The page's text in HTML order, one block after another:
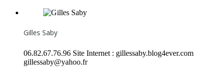
Gilles Saby
06.82.67.76.96 Site Internet : gillessaby.blog4ever.com
gillessaby@yahoo.fr